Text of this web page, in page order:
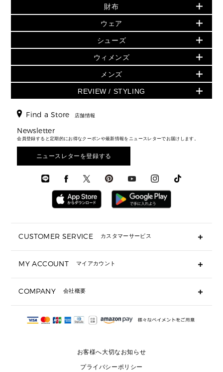
小物
シューズ・靴
ウェア
アクセサリー
時計
▶ メンズ
バッグ
ウェア
アクセサリー
追加アイテム
▶ ウィメンズすべて(ウェア・シューズ除く)
バッグ
財布・小物
ウェア
シューズ
時計・ジュエリー
アクセサリー
メンズ バッグ
メンズ 財布・小物
メンズ シューズ
メンズ ウェア
メンズ 時計・その他
▶ すべて
▶ ウィメンズすべて
財布・小物
アクセサリー
フレグランス
シューズ
▶ メンズすべて
メンズ財布・小物
メンズアクセサリー
メンズウェア
人気の定番アイテム
日本限定 - バッグ
▶ ウィメンズすべて
トートバッグ
ショルダーバッグ
クロスボディ・斜め掛け
トラベル
3 IN 1 / 2 IN 1 バッグ
▶ メンズすべて
財布
日本限定 - 財布・小物
▶ ウィメンズすべて
GREENWICH
折り財布(二つ折り・三つ折り)
長財布
▶ メンズすべて
ウェア
▶ ウィメンズすべて
トップス
スカート・パンツ
ジャケット・アウター
▶ メンズすべて
シューズ
▶ ウィメンズすべて
サンダル
スニーカー
▶ メンズすべて
ウィメンズ
人気の定番アイテム
▶ ウィメンズすべて
▶ バッグすべて
通勤・通学アイテム
3 IN 1 バッグ
ミニ財布・フラグメントケース
▶ 小物すべて
定期ケース・カードケース・名刺入れ
サンダル
スニーカー
▶ ウェア
メンズ
▶ メンズすべて
財布・小物
時計・ジュエリー
アクセサリー
REVIEW / STYLING
エディターレビュー
Find a Store 店舗情報
Newsletter
会員登録すると定期的にお得なクーポンや最新情報をニュースレターでお届けします。
ニュースレターを登録する
CUSTOMER SERVICE カスタマーサービス
ギフト用にラッピングができますか？
ショッピングバッグを購入商品分送ってもらえますか？
注文後に完了メールが受信できないのですが？
サイズ交換はできますか？
MY ACCOUNT マイアカウント
COMPANY 会社概要
会社概要
お客様へ大切なお知らせ
プライバシーポリシー